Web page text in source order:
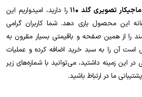
تصویری گلد 110
را دارید، امیدواریم این
این محصول یاری دهد. شما کاربران گرامی
را از همین صفحه و باقیمتی بسیار مقرون به
است آن را به سبد خرید اضافه کرده و عملیات
در این زمینه داشتید، می‌توانید با شماره‌های زیر
ما در ارتباط باشید.